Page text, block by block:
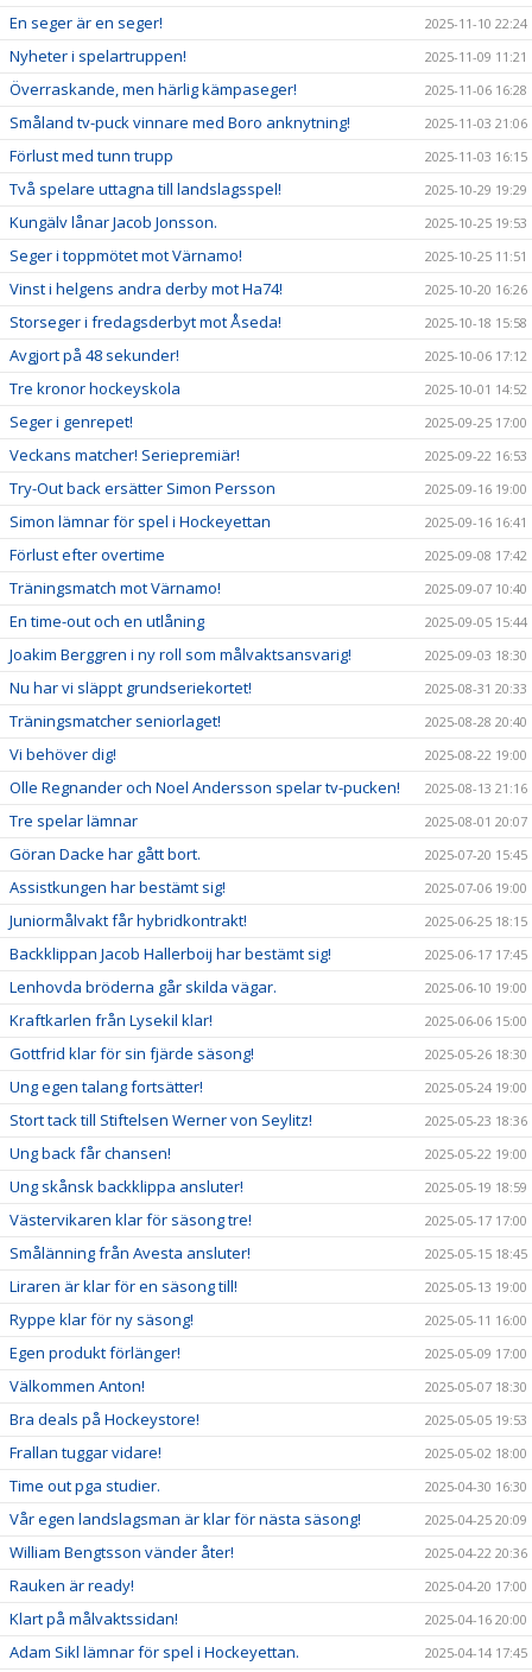
En seger är en seger! 2025-11-10 22:24
Nyheter i spelartruppen! 2025-11-09 11:21
Överraskande, men härlig kämpaseger! 2025-11-06 16:28
Småland tv-puck vinnare med Boro anknytning! 2025-11-03 21:06
Förlust med tunn trupp 2025-11-03 16:15
Två spelare uttagna till landslagsspel! 2025-10-29 19:29
Kungälv lånar Jacob Jonsson. 2025-10-25 19:53
Seger i toppmötet mot Värnamo! 2025-10-25 11:51
Vinst i helgens andra derby mot Ha74! 2025-10-20 16:26
Storseger i fredagsderbyt mot Åseda! 2025-10-18 15:58
Avgjort på 48 sekunder! 2025-10-06 17:12
Tre kronor hockeyskola 2025-10-01 14:52
Seger i genrepet! 2025-09-25 17:00
Veckans matcher! Seriepremiär! 2025-09-22 16:53
Try-Out back ersätter Simon Persson 2025-09-16 19:00
Simon lämnar för spel i Hockeyettan 2025-09-16 16:41
Förlust efter overtime 2025-09-08 17:42
Träningsmatch mot Värnamo! 2025-09-07 10:40
En time-out och en utlåning 2025-09-05 15:44
Joakim Berggren i ny roll som målvaktsansvarig! 2025-09-03 18:30
Nu har vi släppt grundseriekortet! 2025-08-31 20:33
Träningsmatcher seniorlaget! 2025-08-28 20:40
Vi behöver dig! 2025-08-22 19:00
Olle Regnander och Noel Andersson spelar tv-pucken! 2025-08-13 21:16
Tre spelar lämnar 2025-08-01 20:07
Göran Dacke har gått bort. 2025-07-20 15:45
Assistkungen har bestämt sig! 2025-07-06 19:00
Juniormålvakt får hybridkontrakt! 2025-06-25 18:15
Backklippan Jacob Hallerboij har bestämt sig! 2025-06-17 17:45
Lenhovda bröderna går skilda vägar. 2025-06-10 19:00
Kraftkarlen från Lysekil klar! 2025-06-06 15:00
Gottfrid klar för sin fjärde säsong! 2025-05-26 18:30
Ung egen talang fortsätter! 2025-05-24 19:00
Stort tack till Stiftelsen Werner von Seylitz! 2025-05-23 18:36
Ung back får chansen! 2025-05-22 19:00
Ung skånsk backklippa ansluter! 2025-05-19 18:59
Västervikaren klar för säsong tre! 2025-05-17 17:00
Smålänning från Avesta ansluter! 2025-05-15 18:45
Liraren är klar för en säsong till! 2025-05-13 19:00
Ryppe klar för ny säsong! 2025-05-11 16:00
Egen produkt förlänger! 2025-05-09 17:00
Välkommen Anton! 2025-05-07 18:30
Bra deals på Hockeystore! 2025-05-05 19:53
Frallan tuggar vidare! 2025-05-02 18:00
Time out pga studier. 2025-04-30 16:30
Vår egen landslagsman är klar för nästa säsong! 2025-04-25 20:09
William Bengtsson vänder åter! 2025-04-22 20:36
Rauken är ready! 2025-04-20 17:00
Klart på målvaktssidan! 2025-04-16 20:00
Adam Sikl lämnar för spel i Hockeyettan. 2025-04-14 17:45